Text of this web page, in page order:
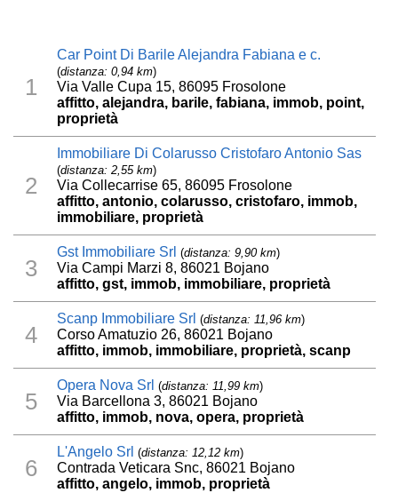
1
Car Point Di Barile Alejandra Fabiana e c.
(distanza: 0,94 km)
Via Valle Cupa 15, 86095 Frosolone
affitto, alejandra, barile, fabiana, immob, point,
proprietà
2
Immobiliare Di Colarusso Cristofaro Antonio Sas
(distanza: 2,55 km)
Via Collecarrise 65, 86095 Frosolone
affitto, antonio, colarusso, cristofaro, immob,
immobiliare, proprietà
3
Gst Immobiliare Srl (distanza: 9,90 km)
Via Campi Marzi 8, 86021 Bojano
affitto, gst, immob, immobiliare, proprietà
4
Scanp Immobiliare Srl (distanza: 11,96 km)
Corso Amatuzio 26, 86021 Bojano
affitto, immob, immobiliare, proprietà, scanp
5
Opera Nova Srl (distanza: 11,99 km)
Via Barcellona 3, 86021 Bojano
affitto, immob, nova, opera, proprietà
6
L'Angelo Srl (distanza: 12,12 km)
Contrada Veticara Snc, 86021 Bojano
affitto, angelo, immob, proprietà